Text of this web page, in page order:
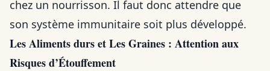
chez un nourrisson. Il faut donc attendre que
son système immunitaire soit plus développé.
Les Aliments durs et Les Graines : Attention aux
Risques d’Étouffement